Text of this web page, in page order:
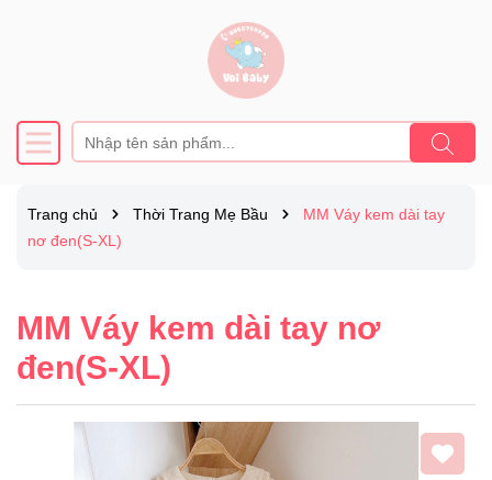
Trang chủ Thời Trang Mẹ Bầu
MM Váy kem dài tay
nơ đen(S-XL)
MM Váy kem dài tay nơ
đen(S-XL)